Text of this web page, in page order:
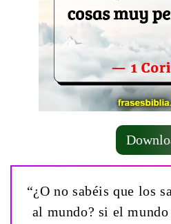
“¿O no sabéis que los
al mundo? si el